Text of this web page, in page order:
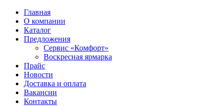
Главная
О компании
Каталог
Предложения
Сервис «Комфорт»
Воскресная ярмарка
Прайс
Новости
Доставка и оплата
Вакансии
Контакты